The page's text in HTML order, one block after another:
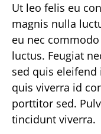
Ut leo felis eu
magnis nulla
eu nec
luctus. Feugiat
sed quis
quis viverra id
porttitor sed.
tincidunt viverra.